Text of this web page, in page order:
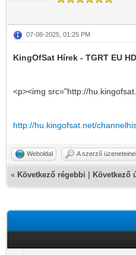
07-08-2025, 01:25 PM
KingOfSat Hírek - TGRT EU
<p><img src="http://
http://hu.kingofsat.net/
Weboldal A szerző
« Következő régebbi Következő